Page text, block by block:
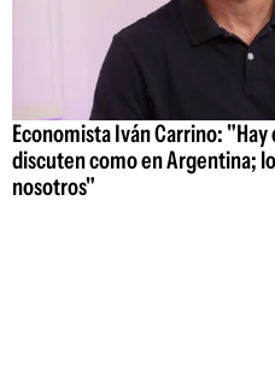
Economista Iván Carrino: "Hay
discuten como en Argentina;
nosotros"